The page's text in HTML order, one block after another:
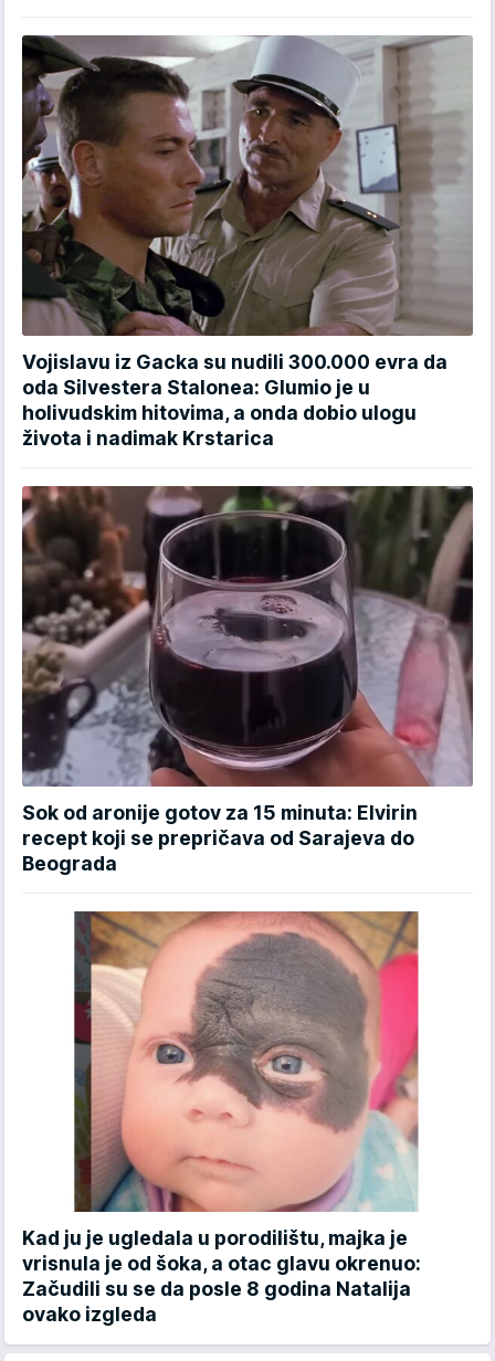
Vojislavu iz Gacka su nudili 300.000 evra da
oda Silvestera Stalonea: Glumio je u
holivudskim hitovima, a onda dobio ulogu
života i nadimak Krstarica
Sok od aronije gotov za 15 minuta: Elvirin
recept koji se prepričava od Sarajeva do
Beograda
Kad ju je ugledala u porodilištu, majka je
vrisnula je od šoka, a otac glavu okrenuo:
Začudili su se da posle 8 godina Natalija
ovako izgleda